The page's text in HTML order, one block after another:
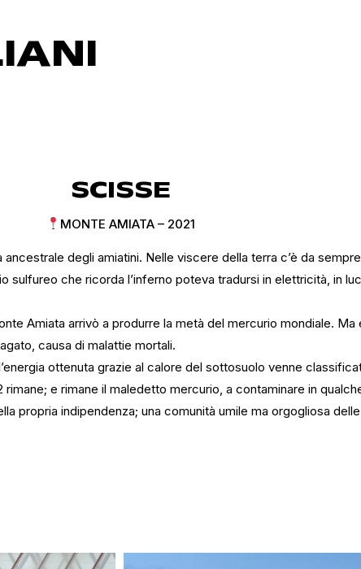
SCISSE
MONTE AMIATA – 2021​
degli amiatini. Nelle viscere della terra c’è da
che ricorda l’inferno poteva tradursi in elettricità, in
Amiata arrivò a produrre la metà del mercurio mondiale.
causa di malattie mortali.
ottenuta grazie al calore del sottosuolo venne
e rimane il maledetto mercurio, a contaminare in
propria indipendenza; una comunità umile ma orgogliosa